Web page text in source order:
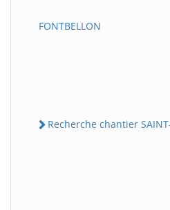
FONTBELLON
Recherche chantier SAINT-